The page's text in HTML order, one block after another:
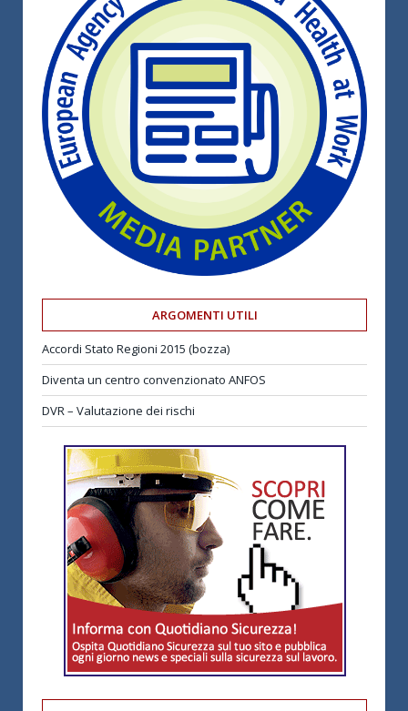
ARGOMENTI UTILI
Accordi Stato Regioni 2015 (bozza)
Diventa un centro convenzionato ANFOS
DVR – Valutazione dei rischi